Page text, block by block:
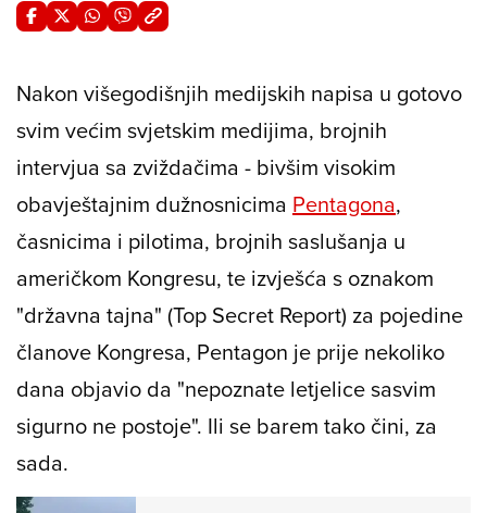
Nakon višegodišnjih medijskih napisa u gotovo
svim većim svjetskim medijima, brojnih
intervjua sa zviždačima - bivšim visokim
obavještajnim dužnosnicima Pentagona,
časnicima i pilotima, brojnih saslušanja u
američkom Kongresu, te izvješća s oznakom
"državna tajna" (Top Secret Report) za pojedine
članove Kongresa, Pentagon je prije nekoliko
dana objavio da "nepoznate letjelice sasvim
sigurno ne postoje". Ili se barem tako čini, za
sada.